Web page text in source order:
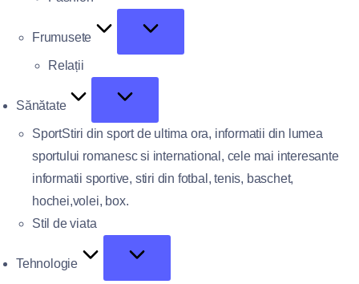
Frumusete
Relații
Sănătate
SportStiri din sport de ultima ora, informatii din lumea
sportului romanesc si international, cele mai interesante
informatii sportive, stiri din fotbal, tenis, baschet,
hochei,volei, box.
Stil de viata
Tehnologie